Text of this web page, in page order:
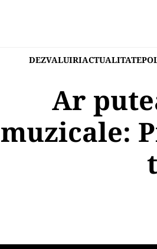
DEZVALUIRIACTUALITATE
Ar
muzicale: